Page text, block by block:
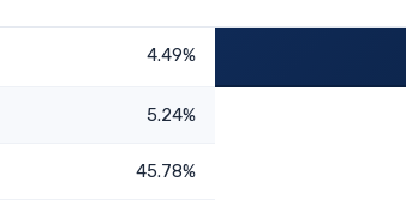
4.49%
5.24%
45.78%